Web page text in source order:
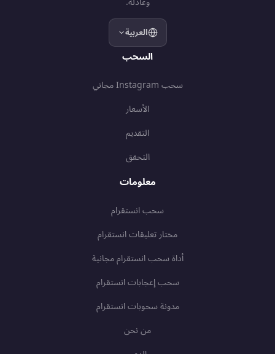
العربية
السحب
سحب Instagram مجاني
الأسعار
التقديم
التحقق
معلومات
سحب انستقرام
مختار تعليقات انستقرام
أداة سحب انستقرام مجانية
سحب إعجابات انستقرام
مدونة سحوبات انستقرام
من نحن